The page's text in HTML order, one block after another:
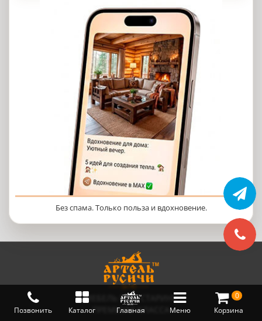
Меню
Позвонить Каталог Главная
0
Корзина
Без спама. Только польза и вдохновение.
МЕБЕЛЬ ПОД СТАРИНУ
ПРЕМИУМ-КЛАССА